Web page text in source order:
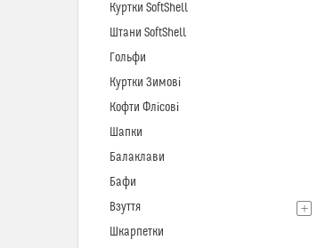
Куртки SoftShell
Штани SoftShell
Гольфи
Куртки Зимові
Кофти Флісові
Шапки
Балаклави
Бафи
Взуття
Шкарпетки